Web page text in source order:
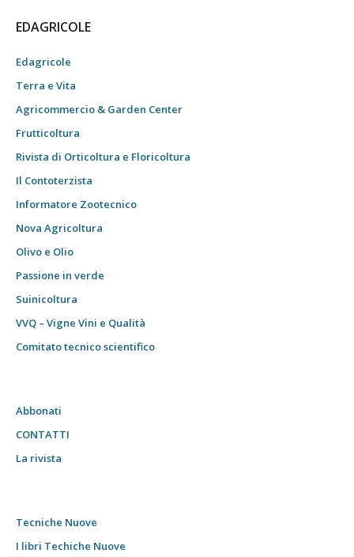
EDAGRICOLE
Edagricole
Terra e Vita
Agricommercio & Garden Center
Frutticoltura
Rivista di Orticoltura e Floricoltura
Il Contoterzista
Informatore Zootecnico
Nova Agricoltura
Olivo e Olio
Passione in verde
Suinicoltura
VVQ – Vigne Vini e Qualità
Comitato tecnico scientifico
Abbonati
CONTATTI
La rivista
Tecniche Nuove
I libri Techiche Nuove